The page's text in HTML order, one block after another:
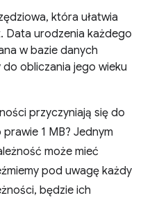
która ułatwia
Data urodzenia każdego
w bazie danych
do obliczania jego wieku
przyczyniają się do
1 MB? Jednym
może mieć
pod uwagę każdy
będzie ich